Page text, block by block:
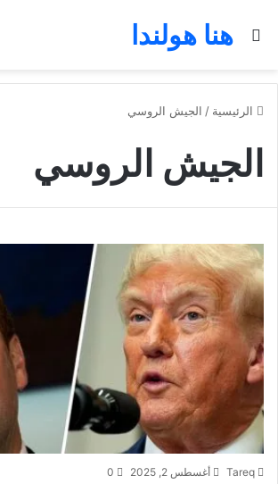
هنا هولندا
بحث عن
الرئيسية / الجيش الروسي
الجيش الروسي
Tareq أغسطس 2, 2025 0